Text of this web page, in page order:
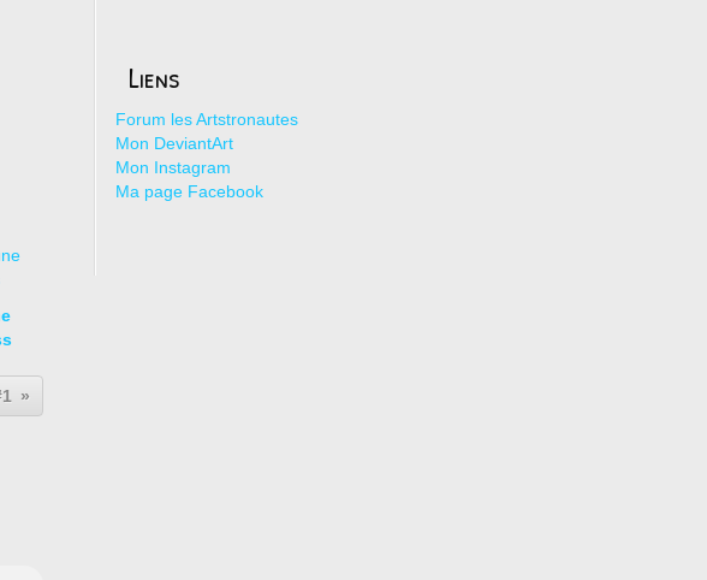
Liens
Forum les Artstronautes
Mon DeviantArt
Mon Instagram
Ma page Facebook